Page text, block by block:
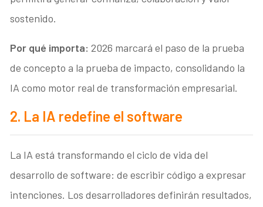
sostenido.
Por qué importa: 2026 marcará el paso de la prueba
de concepto a la prueba de impacto, consolidando la
IA como motor real de transformación empresarial.
2. La IA redefine el software
La IA está transformando el ciclo de vida del
desarrollo de software: de escribir código a expresar
intenciones. Los desarrolladores definirán resultados,